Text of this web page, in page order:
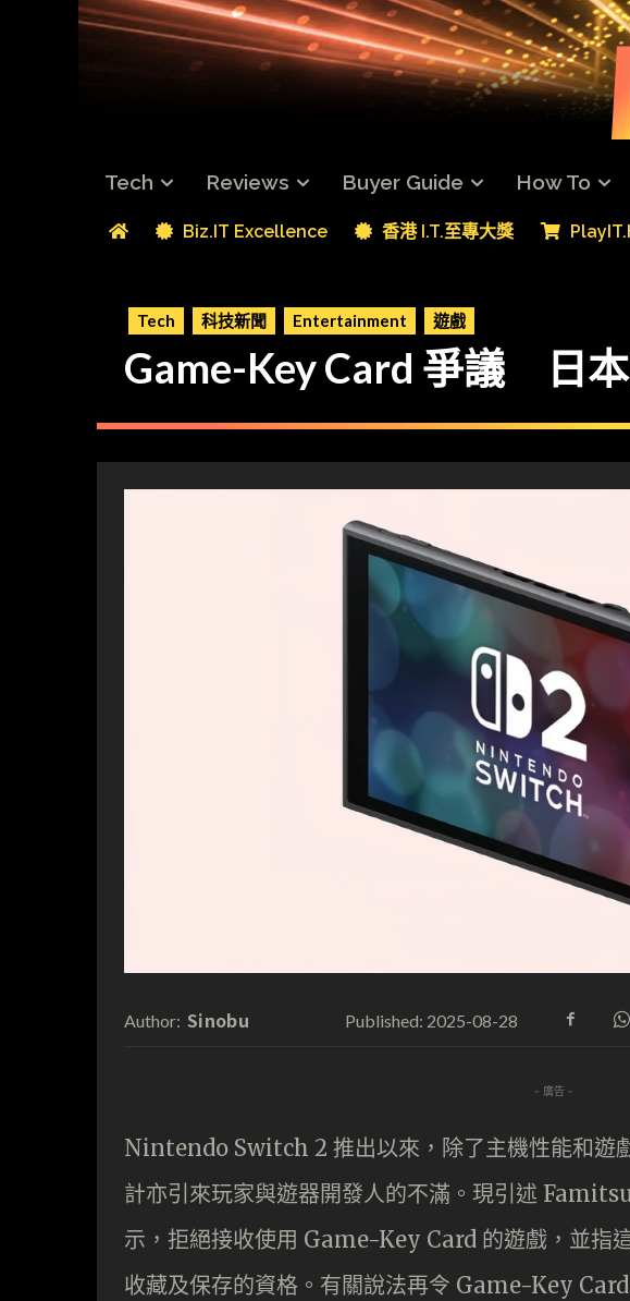
Tech Reviews Buyer Guide How To
Biz.IT Excellence 香港 I.T.至專大獎
Tech 科技新聞 Entertainment 遊戲
Game-Key Card 爭議 日
Author: Sinobu Published: 2025-08-28
- 廣告 -
Nintendo Switch 2 推出以來，除了主機性能和遊
計亦引來玩家與遊器開發人的不滿。現引述
示，拒絕接收使用 Game-Key Card 的遊戲，並指
收藏及保存的資格。有關說法再令 Game-Key